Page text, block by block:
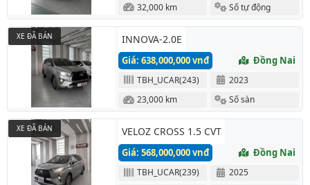
32,000 km
Số tự động
INNOVA-2.0E
Giá: 638,000,000 vnđ Đồng Nai
TBH_UCAR(243)
2023
23,000 km
Số sàn
XE ĐÃ BÁN
VELOZ CROSS 1.5 CVT
Giá: 568,000,000 vnđ Đồng Nai
TBH_UCAR(239)
2025
XE ĐÃ BÁN